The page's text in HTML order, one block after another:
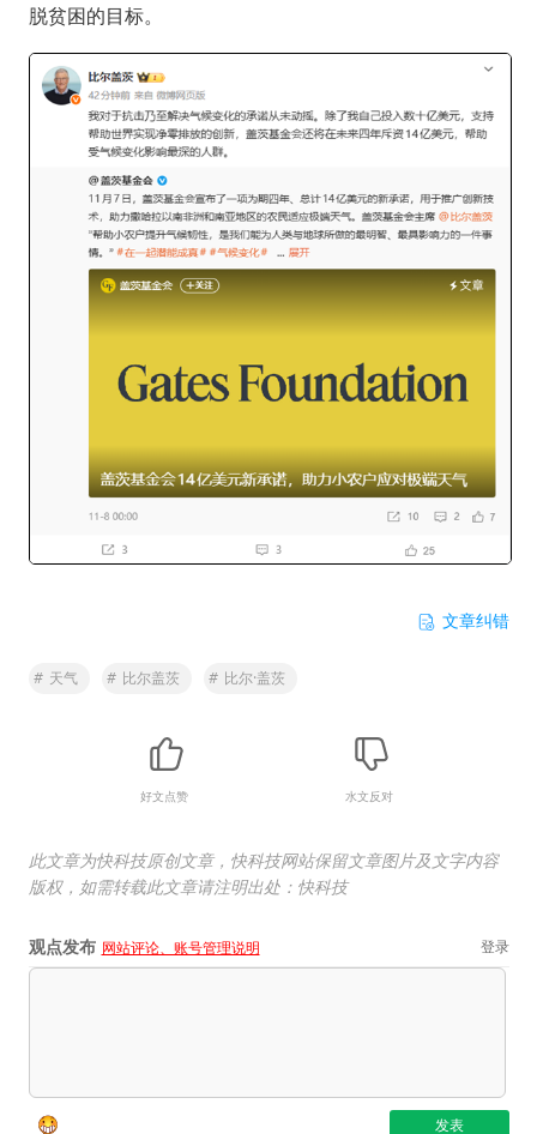
脱贫困的目标。
文章纠错
# 天气 # 比尔盖茨 # 比尔·盖茨
好文点赞 水文反对
此文章为快科技原创文章，快科技网站保留文章图片及文字内容
版权，如需转载此文章请注明出处：快科技
观点发布 网站评论、账号管理说明 登录